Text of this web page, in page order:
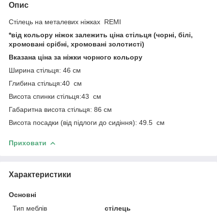
Опис
Стілець на металевих ніжках REMI
*від кольору ніжок залежить ціна стільця (чорні, білі,
хромовані срібні, хромовані золотисті)
Вказана ціна за ніжки чорного кольору
Ширина стільця: 46 см
Глибина стільця:40 см
Висота спинки стільця:43 см
Габаритна висота стільця: 86 см
Висота посадки (від підлоги до сидіння): 49.5 см
Приховати
Характеристики
Основні
Тип меблів
стілець